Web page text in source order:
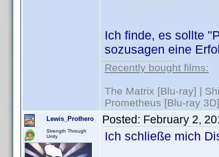
Ich finde, es sollte
sozusagen eine
Recently bought films:
The Matrix [Blu-ray] |
Prometheus [Blu-ray
Lewis_Prothero
Strength Through
Unity
Posted: February 2,
Ich schließe mich